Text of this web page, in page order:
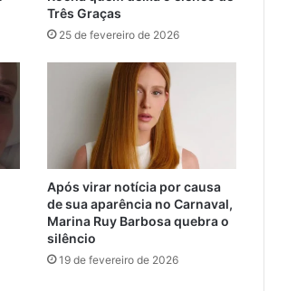
Três Graças
25 de fevereiro de 2026
Após virar notícia por causa
de sua aparência no Carnaval,
Marina Ruy Barbosa quebra o
silêncio
19 de fevereiro de 2026